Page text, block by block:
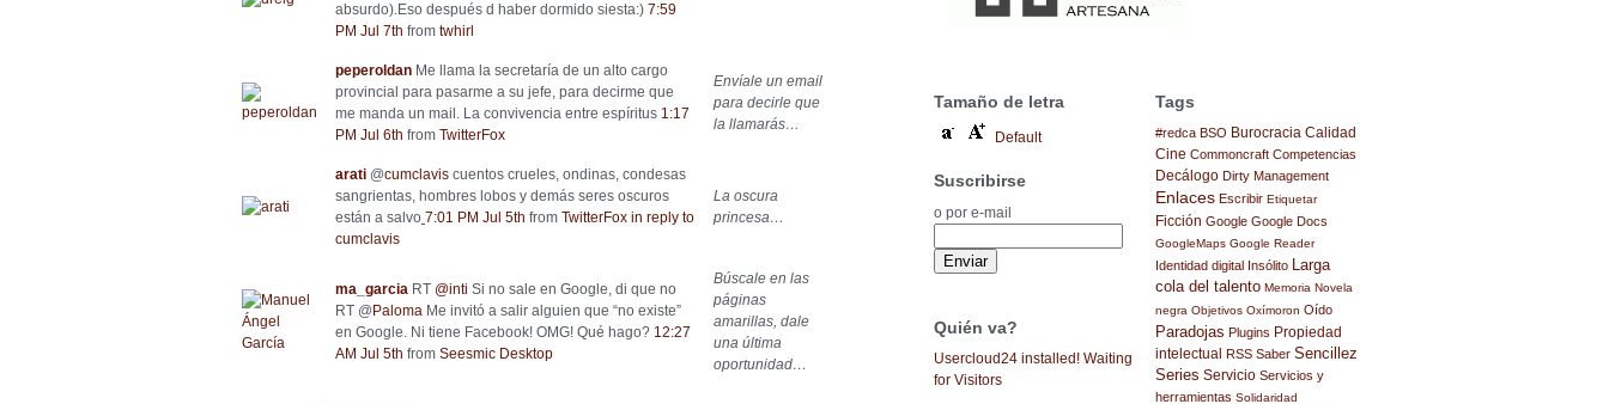
absurdo).Eso después d haber dormido siesta:) 7:59
PM Jul 7th from twhirl
peperoldan Me llama la secretaría de un alto cargo
provincial para pasarme a su jefe, para decirme que
me manda un mail. La convivencia entre espíritus 1:17
PM Jul 6th from TwitterFox
Envíale un email
para decirle que
la llamarás…
arati @cumclavis cuentos crueles, ondinas, condesas
sangrientas, hombres lobos y demás seres oscuros
están a salvo 7:01 PM Jul 5th from TwitterFox in reply to
cumclavis
La oscura
princesa…
ma_garcia RT @inti Si no sale en Google, di que no
RT @ Paloma Me invitó a salir alguien que “no existe”
en Google. Ni tiene Facebook! OMG! Qué hago? 12:27
AM Jul 5th from Seesmic Desktop
Búscale en las
páginas
amarillas, dale
una última
oportunidad…
Tamaño de letra
Default
Suscribirse
o por e-mail
Quién va?
Usercloud24 installed! Waiting
for Visitors
Tags
#redca BSO Burocracia Calidad
Cine Commoncraft Competencias
Decálogo Dirty Management
Enlaces Escribir Etiquetar
Ficción Google Google Docs
GoogleMaps Google Reader
Identidad digital Insólito Larga
cola del talento Memoria Novela
negra Objetivos Oxímoron Oído
Paradojas Plugins Propiedad
intelectual
RSS Saber Sencillez
Series Servicio Servicios y
herramientas Solidaridad